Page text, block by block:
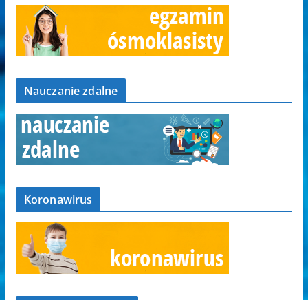
Nauczanie zdalne
Koronawirus